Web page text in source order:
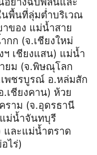
พื้นที่ลุ่มต่ำบริเวณ
ของ แม่น้ำสาย
กก (จ.เชียงใหม่
ฯ เชียงแสน) แม่น้ำ
ำยม (จ.พิษณุโลก
พชรบูรณ์ อ.หล่มสัก
.เชียงคาน) ห้วย
ราม (จ.อุดรธานี
ม่น้ำจันทบุรี
และแม่น้ำตราด
ไร่)